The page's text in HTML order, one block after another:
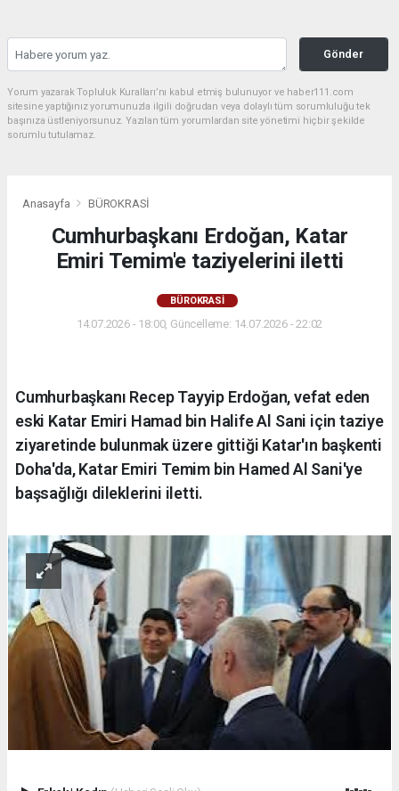
Gönder
Yorum yazarak Topluluk Kuralları’nı kabul etmiş bulunuyor ve haber111.com
sitesine yaptığınız yorumunuzla ilgili doğrudan veya dolaylı tüm sorumluluğu tek
başınıza üstleniyorsunuz. Yazılan tüm yorumlardan site yönetimi hiçbir şekilde
sorumlu tutulamaz.
Anasayfa BÜROKRASİ
Cumhurbaşkanı Erdoğan, Katar
Emiri Temim'e taziyelerini iletti
BÜROKRASİ
14.07.2026 - 18:00, Güncelleme: 14.07.2026 - 22:02
Cumhurbaşkanı Recep Tayyip Erdoğan, vefat eden
eski Katar Emiri Hamad bin Halife Al Sani için taziye
ziyaretinde bulunmak üzere gittiği Katar'ın başkenti
Doha'da, Katar Emiri Temim bin Hamed Al Sani'ye
başsağlığı dileklerini iletti.